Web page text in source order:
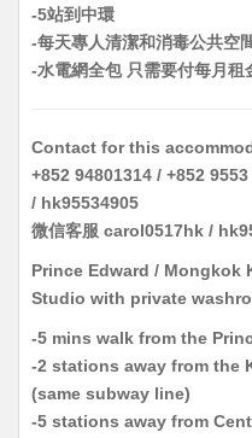
-5站到中環
-每天專人清潔和消毒公共空
-水電網全包 只需要付每月租
Contact for this
+852 94801314 / +852
/ hk95534905
微信客服 carol0517hk /
Prince Edward / Mongkok
Studio with private
-5 mins walk from the
-2 stations away from the
(same subway line)
-5 stations away from